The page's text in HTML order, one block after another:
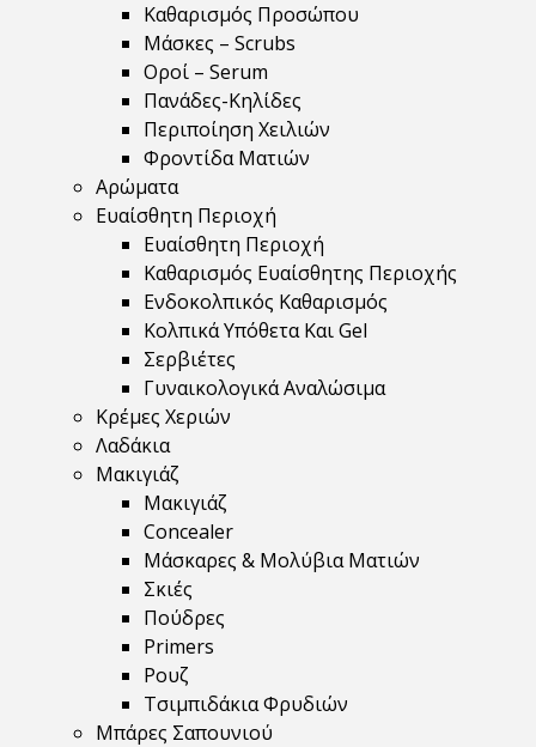
Καθαρισμός Προσώπου
Μάσκες – Scrubs
Οροί – Serum
Πανάδες-Κηλίδες
Περιποίηση Χειλιών
Φροντίδα Ματιών
Αρώματα
Ευαίσθητη Περιοχή
Ευαίσθητη Περιοχή
Καθαρισμός Ευαίσθητης Περιοχής
Ενδοκολπικός Καθαρισμός
Κολπικά Υπόθετα Και Gel
Σερβιέτες
Γυναικολογικά Αναλώσιμα
Κρέμες Χεριών
Λαδάκια
Μακιγιάζ
Μακιγιάζ
Concealer
Μάσκαρες & Μολύβια Ματιών
Σκιές
Πούδρες
Primers
Ρουζ
Τσιμπιδάκια Φρυδιών
Μπάρες Σαπουνιού